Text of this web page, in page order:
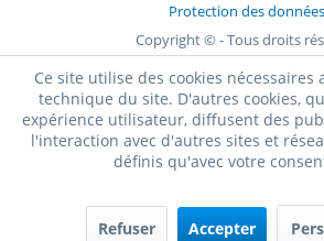
Protection des données
Copyright © - Tous droits
Ce site utilise des cookies
technique du site. D'autres cookies,
expérience utilisateur, diffusent des
l'interaction avec d'autres sites et
définis qu'avec votre
Refuser Accepter